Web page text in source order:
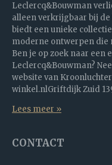
Leclercq&Bouwman
alleen verkrijgbaar bij
biedt een unieke
moderne ontwerpen die
Ben je op zoek naar een
Leclercq&Bouwman?
website van
winkel.nlGriftdijk Zuid
Lees meer »
CONTACT